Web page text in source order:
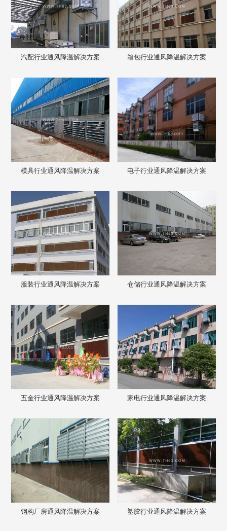
汽配行业通风降温解决方案 箱包行业通风降温解决方案
模具行业通风降温解决方案 电子行业通风降温解决方案
服装行业通风降温解决方案 仓储行业通风降温解决方案
五金行业通风降温解决方案 家电行业通风降温解决方案
钢构厂房通风降温解决方案 塑胶行业通风降温解决方案